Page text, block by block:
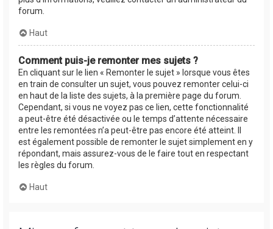
forum.
Haut
Comment puis-je remonter mes sujets ?
En cliquant sur le lien « Remonter le sujet » lorsque vous êtes
en train de consulter un sujet, vous pouvez remonter celui-ci
en haut de la liste des sujets, à la première page du forum.
Cependant, si vous ne voyez pas ce lien, cette fonctionnalité
a peut-être été désactivée ou le temps d’attente nécessaire
entre les remontées n’a peut-être pas encore été atteint. Il
est également possible de remonter le sujet simplement en y
répondant, mais assurez-vous de le faire tout en respectant
les règles du forum.
Haut